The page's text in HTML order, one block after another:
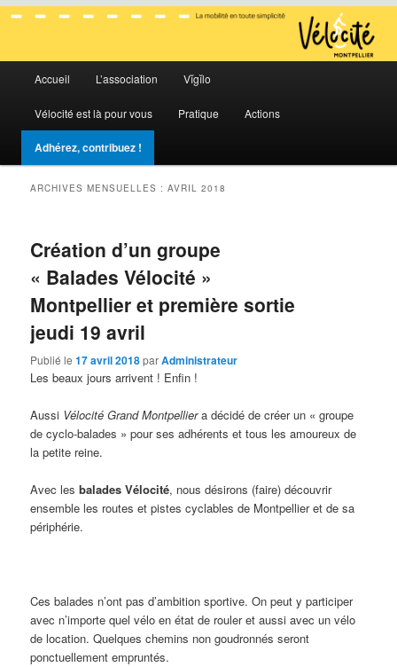
Vélocité Grand Montpellier
La mobilité en toute simplicité
Aller
au
contenu
principal
Aller
au
contenu
secondaire
Accueil L’association Vĭgĭlo
Vélocité est là pour vous Pratique Actions
Adhérez, contribuez !
ARCHIVES MENSUELLES :AVRIL 2018
Création d’un groupe
« Balades Vélocité »
Montpellier et première sortie
jeudi 19 avril
Publié le17 avril 2018parAdministrateur
Les beaux jours arrivent ! Enfin !
Aussi Vélocité Grand Montpelliera décidé de créer un « groupe
de cyclo-balades » pour ses adhérents et tous les amoureux de
la petite reine.
Avec lesbalades Vélocité, nous désirons (faire) découvrir
ensemble les routes et pistes cyclables de Montpellier et de sa
périphérie.
Ces balades n’ont pas d’ambition sportive. On peut y participer
avec n’importe quel vélo en état de rouler et aussi avec un vélo
de location. Quelques chemins non goudronnés seront
ponctuellement empruntés.